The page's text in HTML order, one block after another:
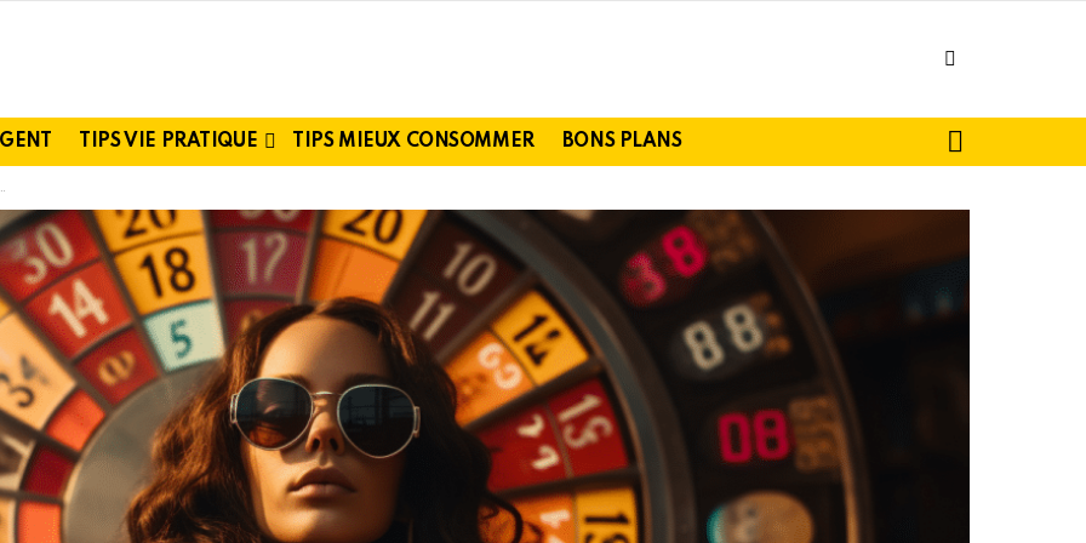
TIPS VIE PRATIQUE TIPS MIEUX CONSOMMER BONS PLANS